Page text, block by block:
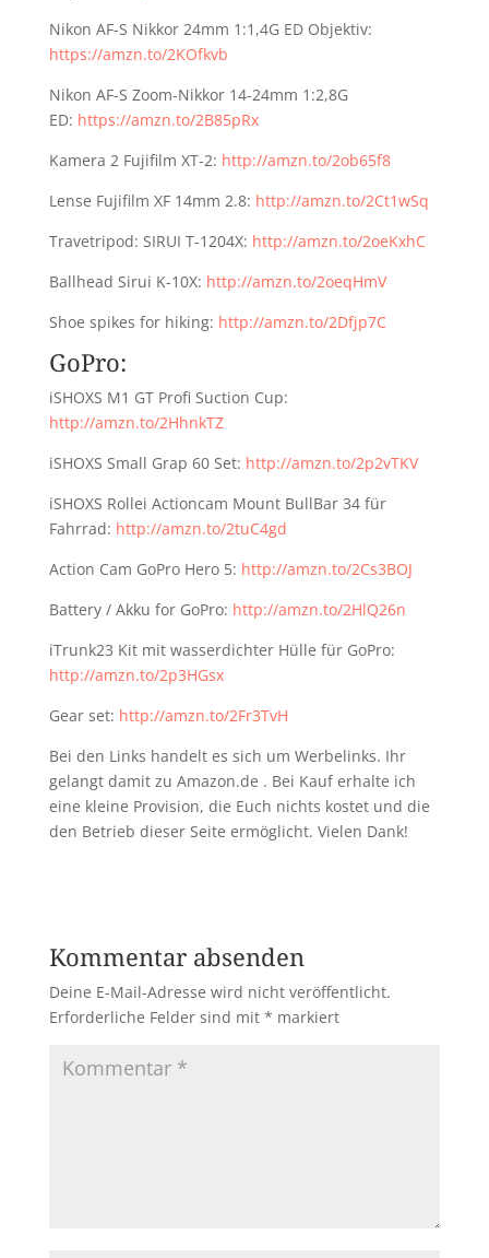
Nikon AF-S Nikkor 24mm 1:1,4G ED Objektiv:
https://amzn.to/2KOfkvb
Nikon AF-S Zoom-Nikkor 14-24mm 1:2,8G
ED: https://amzn.to/2B85pRx
Kamera 2 Fujifilm XT-2: http://amzn.to/2ob65f8
Lense Fujifilm XF 14mm 2.8: http://amzn.to/2Ct1wSq
Travetripod: SIRUI T-1204X: http://amzn.to/2oeKxhC
Ballhead Sirui K-10X: http://amzn.to/2oeqHmV
Shoe spikes for hiking: http://amzn.to/2Dfjp7C
GoPro:
iSHOXS M1 GT Profi Suction Cup:
http://amzn.to/2HhnkTZ
iSHOXS Small Grap 60 Set: http://amzn.to/2p2vTKV
iSHOXS Rollei Actioncam Mount BullBar 34 für
Fahrrad: http://amzn.to/2tuC4gd
Action Cam GoPro Hero 5: http://amzn.to/2Cs3BOJ
Battery / Akku for GoPro: http://amzn.to/2HlQ26n
iTrunk23 Kit mit wasserdichter Hülle für GoPro:
http://amzn.to/2p3HGsx
Gear set: http://amzn.to/2Fr3TvH
Bei den Links handelt es sich um Werbelinks. Ihr
gelangt damit zu Amazon.de . Bei Kauf erhalte ich
eine kleine Provision, die Euch nichts kostet und die
den Betrieb dieser Seite ermöglicht. Vielen Dank!
Kommentar absenden
Deine E-Mail-Adresse wird nicht veröffentlicht.
Erforderliche Felder sind mit * markiert